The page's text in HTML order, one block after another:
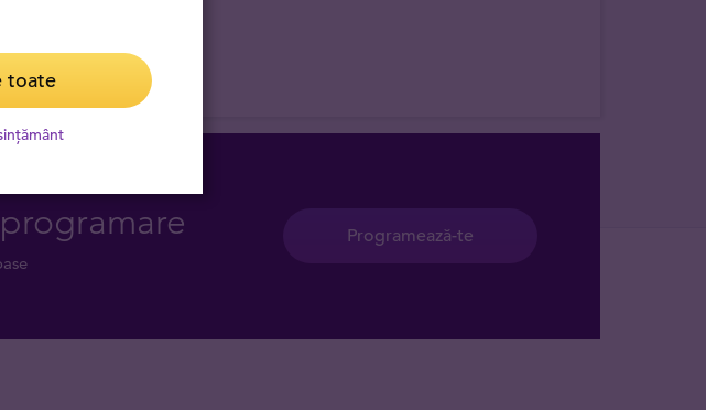
Programează-te
toate